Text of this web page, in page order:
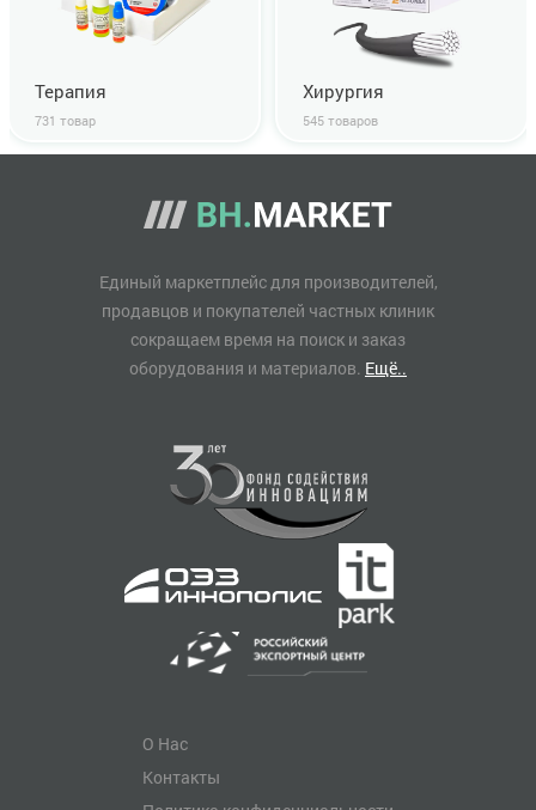
731 товар
Терапия
545 товаров
Хирургия
Единый маркетплейс для производителей,
продавцов и покупателей частных клиник
сокращаем время на поиск и заказ
оборудования и материалов. Ещё..
О Нас
Контакты